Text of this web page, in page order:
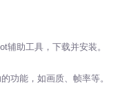
辅助工具，下载并安装。
功能，如画质、帧率等。